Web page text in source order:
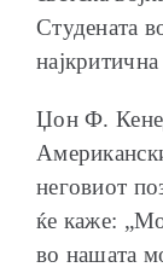
Студената
Џон Ф.
неговиот
ќе каже:
во нашата